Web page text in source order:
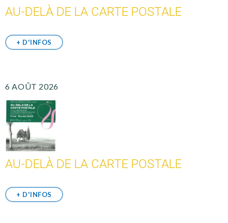
AU-DELÀ DE LA CARTE POSTALE
+ D'INFOS
6 AOÛT 2026
AU-DELÀ DE LA CARTE POSTALE
+ D'INFOS